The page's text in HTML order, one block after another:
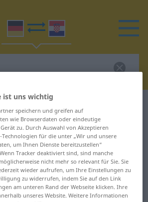
Übersetzung für
Kroatisch
ist uns wichtig
speichern und greifen auf
wie Browserdaten oder eindeutige
zu. Durch Auswahl von Akzeptieren
Technologien für die unter „Wir und unsere
um Ihnen Dienste bereitzustellen“
Tracker deaktiviert sind, sind manche
nicht mehr so relevant für Sie. Sie
wieder aufrufen, um Ihre Einstellungen zu
zu widerrufen, indem Sie auf den Link
am unteren Rand der Webseite klicken. Ihre
unseres Website. Weitere Informationen